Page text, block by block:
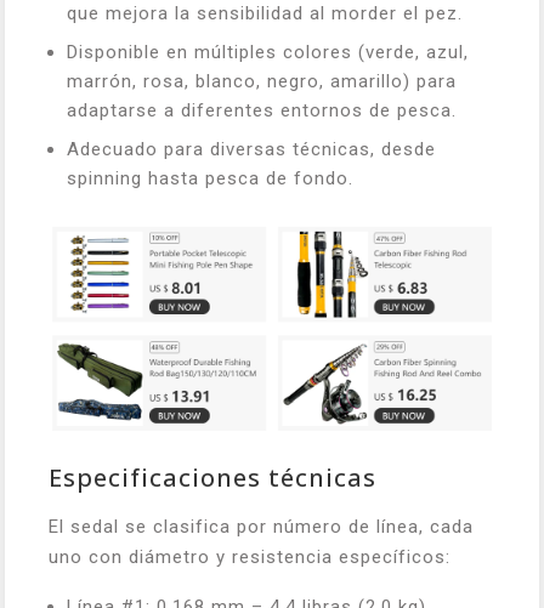
que mejora la sensibilidad al morder el pez.
Disponible en múltiples colores (verde, azul,
marrón, rosa, blanco, negro, amarillo) para
adaptarse a diferentes entornos de pesca.
Adecuado para diversas técnicas, desde
spinning hasta pesca de fondo.
Especificaciones técnicas
El sedal se clasifica por número de línea, cada
uno con diámetro y resistencia específicos: